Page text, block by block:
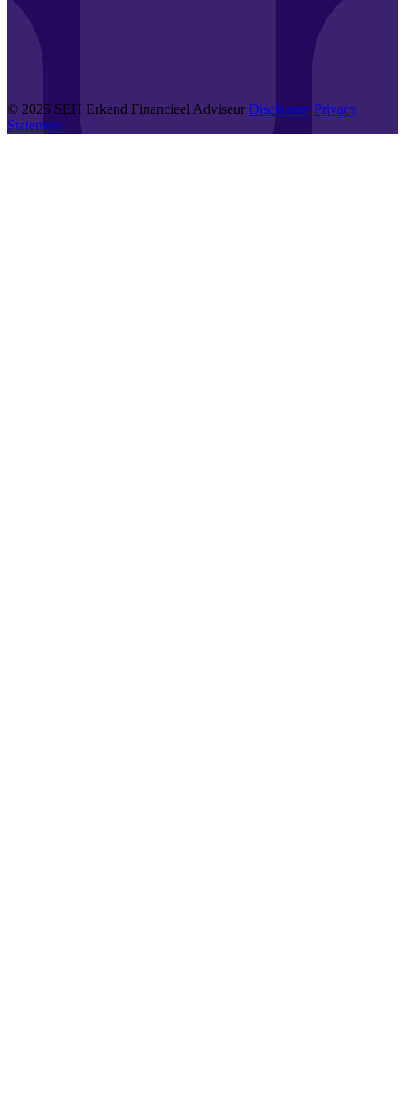
© 2025 SEH Erkend Financieel Adviseur Disclaimer Privacy
Statement